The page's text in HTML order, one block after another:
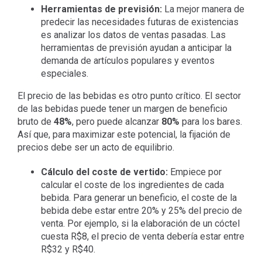
Herramientas de previsión: La mejor manera de
predecir las necesidades futuras de existencias
es analizar los datos de ventas pasadas. Las
herramientas de previsión ayudan a anticipar la
demanda de artículos populares y eventos
especiales.
El precio de las bebidas es otro punto crítico. El sector
de las bebidas puede tener un margen de beneficio
bruto de 48%, pero puede alcanzar 80% para los bares.
Así que, para maximizar este potencial, la fijación de
precios debe ser un acto de equilibrio.
Cálculo del coste de vertido: Empiece por
calcular el coste de los ingredientes de cada
bebida. Para generar un beneficio, el coste de la
bebida debe estar entre 20% y 25% del precio de
venta. Por ejemplo, si la elaboración de un cóctel
cuesta R$8, el precio de venta debería estar entre
R$32 y R$40.